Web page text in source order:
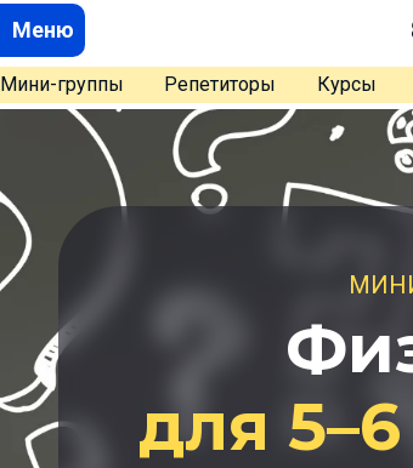
Меню
Мини-группы Репетиторы Курсы
для